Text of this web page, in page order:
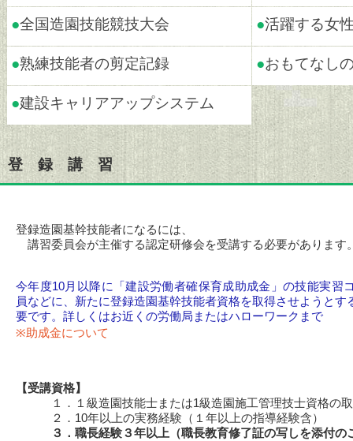
●全国造園技能競技大会 ●活躍する女
●熟練技能者の剪定記録 ●おもてなし
●建設キャリアアップシステム
登 録 講 習
登録造園基幹技能者になるには、
講習委員会が主催する認定研修会を受講する必要があります
今年度10月以降に「建設労働者確保育成助成金」の技能実習
員などに、新たに登録造園基幹技能者資格を取得させようとす
要です。詳しくはお近くの労働局またはハローワークまで
※助成金について
【受講資格】
１．１級造園技能士または1級造園施工管理技士資格の
２．10年以上の実務経験（１年以上の指導経験含）
３．職長経験３年以上（職長教育修了証の写しを添付の